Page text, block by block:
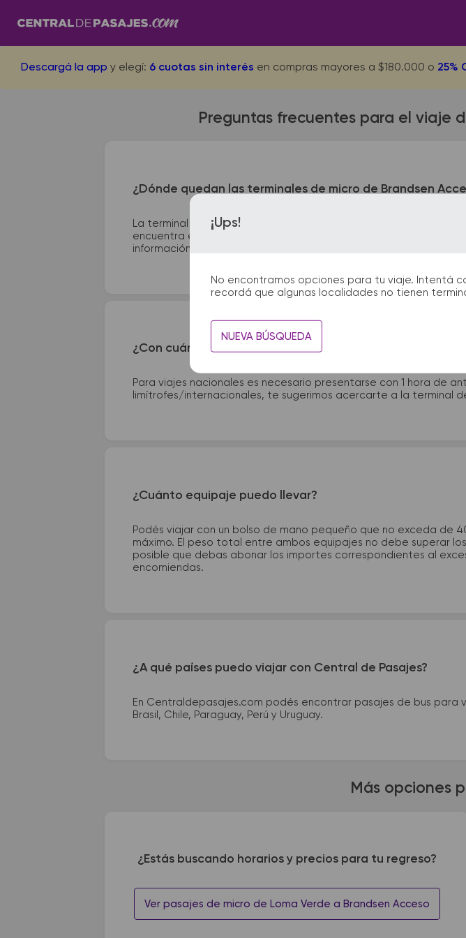
Descargá la app y elegí: 6 cuotas sin interés en compras mayores a $180.000 o 25%
¡Ups!
No encontramos opciones para tu viaje. Intentá
recordá que algunas localidades no tienen
NUEVA BÚSQUEDA
Preguntas frecuentes para el viaje
¿Dónde quedan las terminales de micro de Brandsen
La terminal de ómnibus de Brandsen Acceso queda ubicada en
encuentra en Guatambú 386. En las terminales de bus podrás
información que te facilitarán la partida y el arribo durante tu
¿Con cuánta anticipación debo presentarme en la
Para viajes nacionales es necesario presentarse con 1 hora de
limítrofes/internacionales, te sugerimos acercarte a la terminal
¿Cuánto equipaje puedo llevar?
Podés viajar con un bolso de mano pequeño que no exceda de
máximo. El peso total entre ambos equipajes no debe superar
posible que debas abonar los importes correspondientes al
encomiendas.
¿A qué países puedo viajar con Central de Pasajes?
En Centraldepasajes.com podés encontrar pasajes de bus para
Brasil, Chile, Paraguay, Perú y Uruguay.
Más opciones
¿Estás buscando horarios y precios para tu regreso?
Ver pasajes de micro de Loma Verde a Brandsen Acceso